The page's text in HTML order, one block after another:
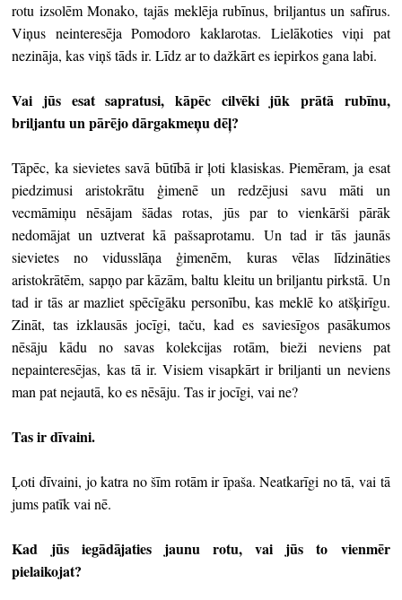
rotu izsolēm Monako, tajās meklēja rubīnus, briljantus un safīrus.
Viņus neinteresēja Pomodoro kaklarotas. Lielākoties viņi pat
nezināja, kas viņš tāds ir. Līdz ar to dažkārt es iepirkos gana labi.
Vai jūs esat sapratusi, kāpēc cilvēki jūk prātā rubīnu,
briljantu un pārējo dārgakmeņu dēļ?
Tāpēc, ka sievietes savā būtībā ir ļoti klasiskas. Piemēram, ja esat
piedzimusi aristokrātu ģimenē un redzējusi savu māti un
vecmāmiņu nēsājam šādas rotas, jūs par to vienkārši pārāk
nedomājat un uztverat kā pašsaprotamu. Un tad ir tās jaunās
sievietes no vidusslāņa ģimenēm, kuras vēlas līdzināties
aristokrātēm, sapņo par kāzām, baltu kleitu un briljantu pirkstā. Un
tad ir tās ar mazliet spēcīgāku personību, kas meklē ko atšķirīgu.
Zināt, tas izklausās jocīgi, taču, kad es saviesīgos pasākumos
nēsāju kādu no savas kolekcijas rotām, bieži neviens pat
nepainteresējas, kas tā ir. Visiem visapkārt ir briljanti un neviens
man pat nejautā, ko es nēsāju. Tas ir jocīgi, vai ne?
Tas ir dīvaini.
Ļoti dīvaini, jo katra no šīm rotām ir īpaša. Neatkarīgi no tā, vai tā
jums patīk vai nē.
Kad jūs iegādājaties jaunu rotu, vai jūs to vienmēr
pielaikojat?